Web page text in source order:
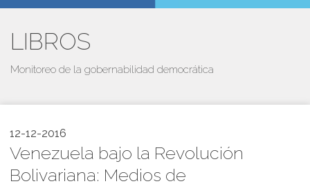
LIBROS
Monitoreo de la gobernabilidad democrática
12-12-2016
Venezuela bajo la Revolución
Bolivariana: Medios de